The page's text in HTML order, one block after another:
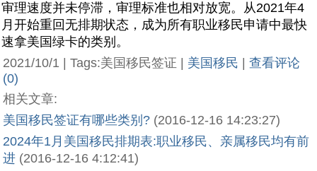
审理速度并未停滞，审理标准也相对放宽。从2021年4
月开始重回无排期状态，成为所有职业移民申请中最快
速拿美国绿卡的类别。
2021/10/1 | Tags:美国移民签证 | 美国移民
查看评论
(0)
相关文章:
美国移民签证有哪些类别? (2016-12-16 14:23:27)
2024年1月美国移民排期表:职业移民、亲属移民均有前
进 (2016-12-16 4:12:41)